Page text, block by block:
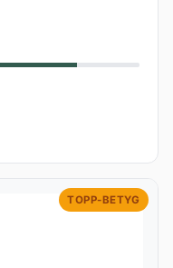
TOPP-BETYG